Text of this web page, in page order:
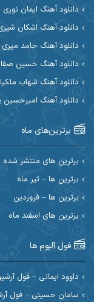
آیت احمدنژاد
ابراهیم شمس
ابی حسینی
احسان آیینفر
احسان امیدوار
احسان حیدری
احسان رمضانی
احسان کریمی
احسان مرادیان
احمد بیرانوند
دانلود آهنگ ایمان نوری
دانلود آهنگ اشکان
دانلود آهنگ حامد
دانلود آهنگ حسین
دانلود آهنگ شهاب
دانلود آهنگ امیرحسین
برترین‌های ماه
برترین های منتشر شده
برترین ها – تیر ماه
برترین ها – فروردین
برترین های اسفند ماه
فول آلبوم ها
داوود ایمانی – فول
سامان حسینی – فول